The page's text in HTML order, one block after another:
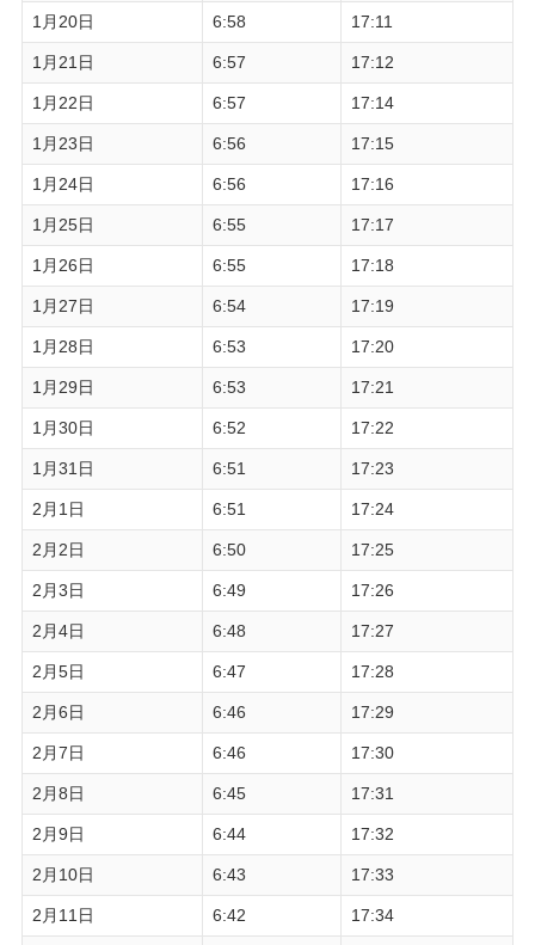
1月20日 6:58 17:11
1月21日 6:57 17:12
1月22日 6:57 17:14
1月23日 6:56 17:15
1月24日 6:56 17:16
1月25日 6:55 17:17
1月26日 6:55 17:18
1月27日 6:54 17:19
1月28日 6:53 17:20
1月29日 6:53 17:21
1月30日 6:52 17:22
1月31日 6:51 17:23
2月1日 6:51 17:24
2月2日 6:50 17:25
2月3日 6:49 17:26
2月4日 6:48 17:27
2月5日 6:47 17:28
2月6日 6:46 17:29
2月7日 6:46 17:30
2月8日 6:45 17:31
2月9日 6:44 17:32
2月10日 6:43 17:33
2月11日 6:42 17:34